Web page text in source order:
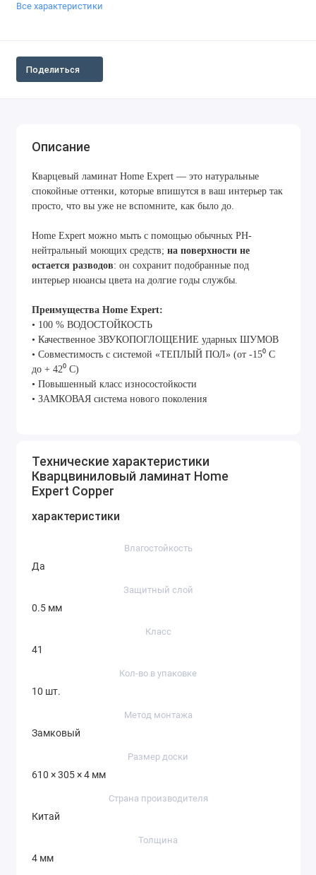
Все характеристики
Поделиться
Описание
Кварцевый ламинат Home Expert — это натуральные
спокойные оттенки, которые впишутся в ваш интерьер так
просто, что вы уже не вспомните, как было до.
Home Expert можно мыть с помощью обычных PH-
нейтральный моющих средств; на поверхности не
остается разводов: он сохранит подобранные под
интерьер нюансы цвета на долгие годы службы.
Преимущества Home Expert:
• 100 % ВОДОСТОЙКОСТЬ
• Качественное ЗВУКОПОГЛОЩЕНИЕ ударных ШУМОВ
• Совместимость с системой «ТЕПЛЫЙ ПОЛ» (от -15⁰ С
до + 42⁰ С)
• Повышенный класс износостойкости
• ЗАМКОВАЯ система нового поколения
Технические характеристики
Кварцвиниловый ламинат Home
Expert Copper
характеристики
Влагостойкость
Да
Защитный слой
0.5 мм
Класс
41
Кол-во в упаковке
10 шт.
Метод монтажа
Замковый
Размер доски
610 × 305 × 4 мм
Страна производителя
Китай
Толщина
4 мм